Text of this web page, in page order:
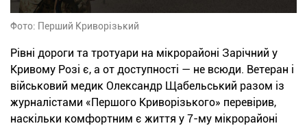
Фото: Перший Криворізький
Рівні дороги та тротуари на мікрорайоні Зарічний у
Кривому Розі є, а от доступності — не всюди. Ветеран і
військовий медик Олександр Щабельський разом із
журналістами «Першого Криворізького» перевірив,
наскільки комфортним є життя у 7-му мікрорайоні